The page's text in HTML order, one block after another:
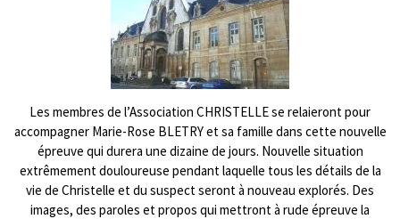
Les membres de l’Association CHRISTELLE se relaieront pour
accompagner Marie-Rose BLETRY et sa famille dans cette nouvelle
épreuve qui durera une dizaine de jours. Nouvelle situation
extrêmement douloureuse pendant laquelle tous les détails de la
vie de Christelle et du suspect seront à nouveau explorés. Des
images, des paroles et propos qui mettront à rude épreuve la